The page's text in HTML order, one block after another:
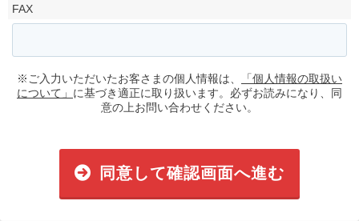
FAX
※ご入力いただいたお客さまの個人情報は、
「個人情報の取扱い
について」 に基づき適正に取り扱います。必ずお読みになり、同
意の上お問い合わせください。
同意して確認画面へ進む